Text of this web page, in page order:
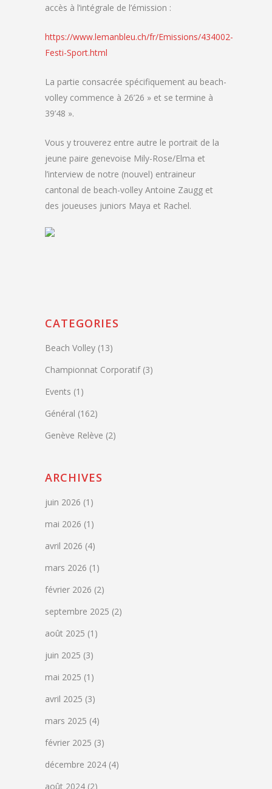
accès à l’intégrale de l’émission :
https://www.lemanbleu.ch/fr/Emissions/434002-
Festi-Sport.html
La partie consacrée spécifiquement au beach-
volley commence à 26’26 » et se termine à
39’48 ».
Vous y trouverez entre autre le portrait de la
jeune paire genevoise Mily-Rose/Elma et
l’interview de notre (nouvel) entraineur
cantonal de beach-volley Antoine Zaugg et
des joueuses juniors Maya et Rachel.
CATEGORIES
Beach Volley (13)
Championnat Corporatif(3)
Events (1)
Général (162)
Genève Relève (2)
ARCHIVES
juin 2026 (1)
mai 2026 (1)
avril 2026 (4)
mars 2026 (1)
février 2026 (2)
septembre 2025 (2)
août 2025 (1)
juin 2025 (3)
mai 2025 (1)
avril 2025 (3)
mars 2025 (4)
février 2025 (3)
décembre 2024 (4)
août 2024 (2)